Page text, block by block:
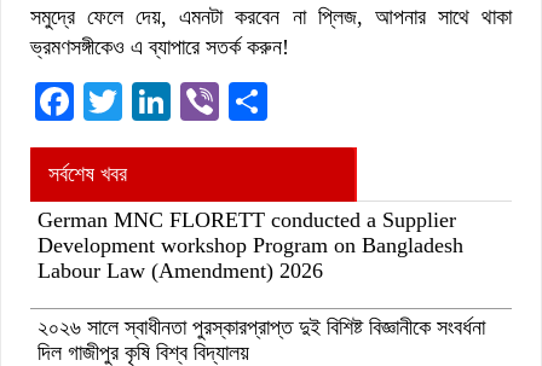
সমুদ্রে ফেলে দেয়, এমনটা করবেন না প্লিজ, আপনার সাথে থাকা
ভ্রমণসঙ্গীকেও এ ব্যাপারে সতর্ক করুন!
Facebook
TwitterLinkedIn
Viber
সর্বশেষ খবর
German MNC FLORETT conducted a Supplier
Development workshop Program on Bangladesh
Labour Law (Amendment) 2026
২০২৬ সালে স্বাধীনতা পুরস্কারপ্রাপ্ত দুই বিশিষ্ট বিজ্ঞানীকে সংবর্ধনা
দিল গাজীপুর কৃষি বিশ্ব বিদ্যালয়